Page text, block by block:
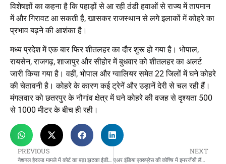
विशेषज्ञों का कहना है कि पहाड़ों से आ रही ठंडी हवाओं से राज्य में तापमान
में और गिरावट आ सकती है, खासकर राजस्थान से लगे इलाकों में कोहरे का
प्रभाव बढ़ने की आशंका है।
मध्य प्रदेश में एक बार फिर शीतलहर का दौर शुरू हो गया है। भोपाल,
रायसेन, राजगढ़, शाजापुर और सीहोर में बुधवार को शीतलहर का अलर्ट
जारी किया गया है। वहीं, भोपाल और ग्वालियर समेत 22 जिलों में घने कोहरे
की चेतावनी है। कोहरे के कारण कई ट्रेनें और उड़ानें देरी से चल रही हैं।
मंगलवार को छतरपुर के नौगांव क्षेत्र में घने कोहरे की वजह से दृश्यता 500
से 1000 मीटर के बीच ही रही।
PREVIOUS
नेशनल हेराल्ड मामले में कोर्ट का बड़ा झटका ईडी को, खड़गे ने मोदी-शाह से मांगा इस्तीफा
NEXT
एअर इंडिया एक्सप्रेस की कोच्चि में इमरजेंसी लैंडिंग: जेद्दा से आ रहे विमान के दोनों टायर फटे, सभी 160 यात्री सुरक्षित